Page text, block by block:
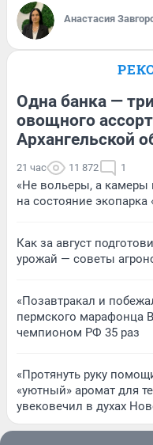
Анастасия
Одна банка —
овощного
Архангельской
21 час 11 872 1
«Не вольеры, а камеры
на состояние экопарка
Как за август
урожай — советы
«Позавтракал и
пермского марафонца
чемпионом РФ 35 раз
«Протянуть руку
«уютный» аромат для
увековечил в духах